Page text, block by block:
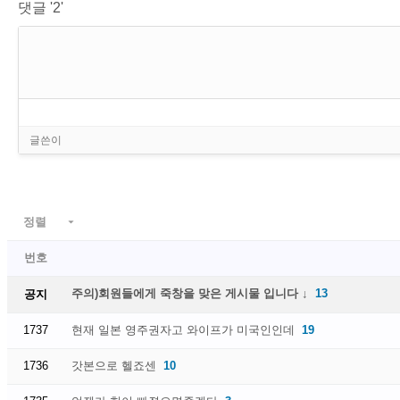
댓글 '2'
정렬 
번호
공지 주의)회원들에게 죽창을 맞은 게시물 입니다 ↓ 13
1737 현재 일본 영주권자고 와이프가 미국인인데 19
1736 갓본으로 헬죠센 10